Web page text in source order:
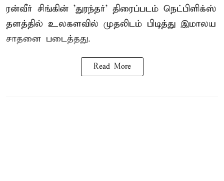
ரன்வீர் சிங்கின் 'துரந்தர்' திரைப்படம் நெட்பிளிக்ஸ்
தளத்தில் உலகளவில் முதலிடம் பிடித்து இமாலய
சாதனை படைத்தது.
Read More